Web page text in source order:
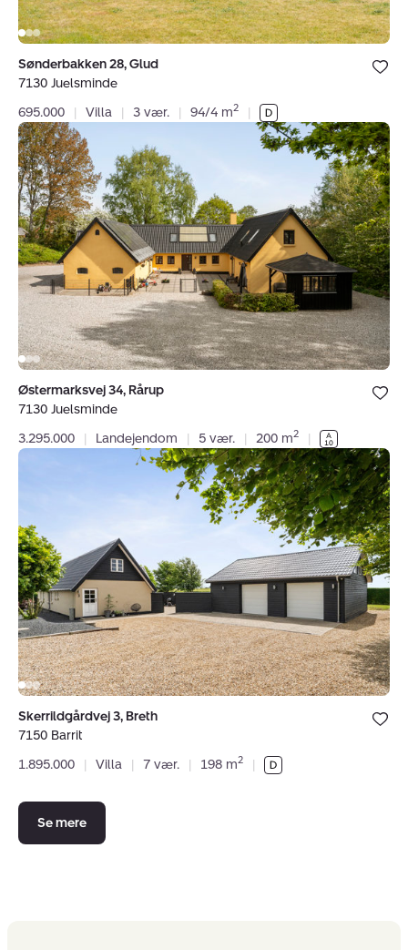
Bolig er
under dine
Sønderbakken 28, Glud
7130 Juelsminde
695.000
| Villa | 3 vær. | 94/4 m2 |
Landejendom:
Østermarksvej
34,
Rårup,
7130
Juelsminde
Bolig er
under dine
Østermarksvej 34, Rårup
7130 Juelsminde
3.295.000
| Landejendom | 5 vær. | 200 m2 |
Breth,
7150
Barrit
Bolig er
under dine
Skerrildgårdvej 3, Breth
7150 Barrit
1.895.000
| Villa | 7 vær. | 198 m2 |
Se mere